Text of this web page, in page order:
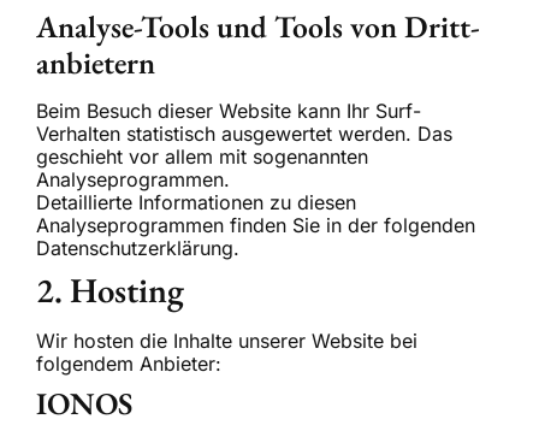
Analyse-Tools und Tools von Dritt­
anbietern
Beim Besuch dieser Website kann Ihr Surf-
Verhalten statistisch ausgewertet werden. Das
geschieht vor allem mit sogenannten
Analyseprogrammen.
Detaillierte Informationen zu diesen
Analyseprogrammen finden Sie in der folgenden
Datenschutzerklärung.
2. Hosting
Wir hosten die Inhalte unserer Website bei
folgendem Anbieter:
IONOS